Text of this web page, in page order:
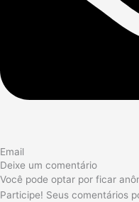
Email
Deixe um comentário
Você pode optar por ficar
Participe! Seus comentários